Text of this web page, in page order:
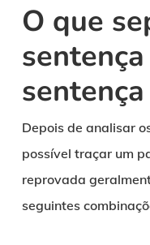
O que
Depois de analisar
possível traçar um
reprovada
seguintes